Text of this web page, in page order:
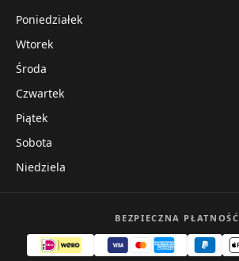
Poniedziałek
Wtorek
Środa
Czwartek
Piątek
Sobota
Niedziela
BEZPIECZNA PŁATNOŚĆ